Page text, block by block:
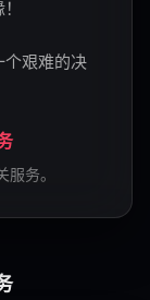
个艰难的决
务。